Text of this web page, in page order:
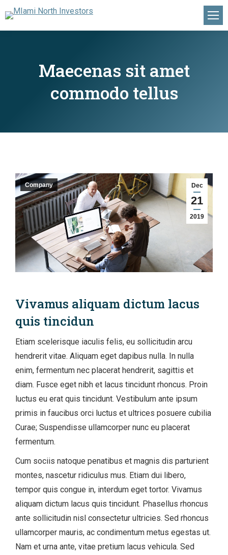
Maecenas sit amet
commodo tellus
Dec
21
2019
Company
Vivamus aliquam dictum lacus
quis tincidun
Etiam scelerisque iaculis felis, eu sollicitudin arcu
hendrerit vitae. Aliquam eget dapibus nulla. In nulla
enim, fermentum nec placerat hendrerit, sagittis et
diam. Fusce eget nibh et lacus tincidunt rhoncus. Proin
luctus eu erat quis tincidunt. Vestibulum ante ipsum
primis in faucibus orci luctus et ultrices posuere cubilia
Curae; Suspendisse ullamcorper nunc eu placerat
fermentum.
Cum sociis natoque penatibus et magnis dis parturient
montes, nascetur ridiculus mus. Etiam dui libero,
tempor quis congue in, interdum eget tortor. Vivamus
aliquam dictum lacus quis tincidunt. Phasellus rhoncus
ante sollicitudin nisl consectetur ultricies. Sed rhoncus
ullamcorper mauris, ac condimentum metus egestas ut.
Nam et urna ante, vitae pretium lacus vehicula. Sed